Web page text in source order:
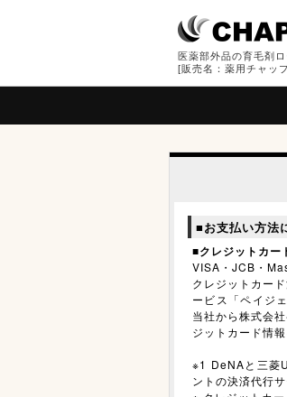
医薬部外品の育毛剤
[販売名：薬用チャッ
■お支払い方法
■クレジットカー
VISA・JCB・
クレジットカー
ービス「ペイジ
当社から株式会
ジットカード情
※1 DeNAと三菱
ントの決済代行サ